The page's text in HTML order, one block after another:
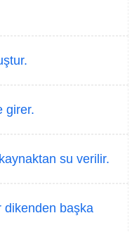
girer.
su verilir.
dikenden başka